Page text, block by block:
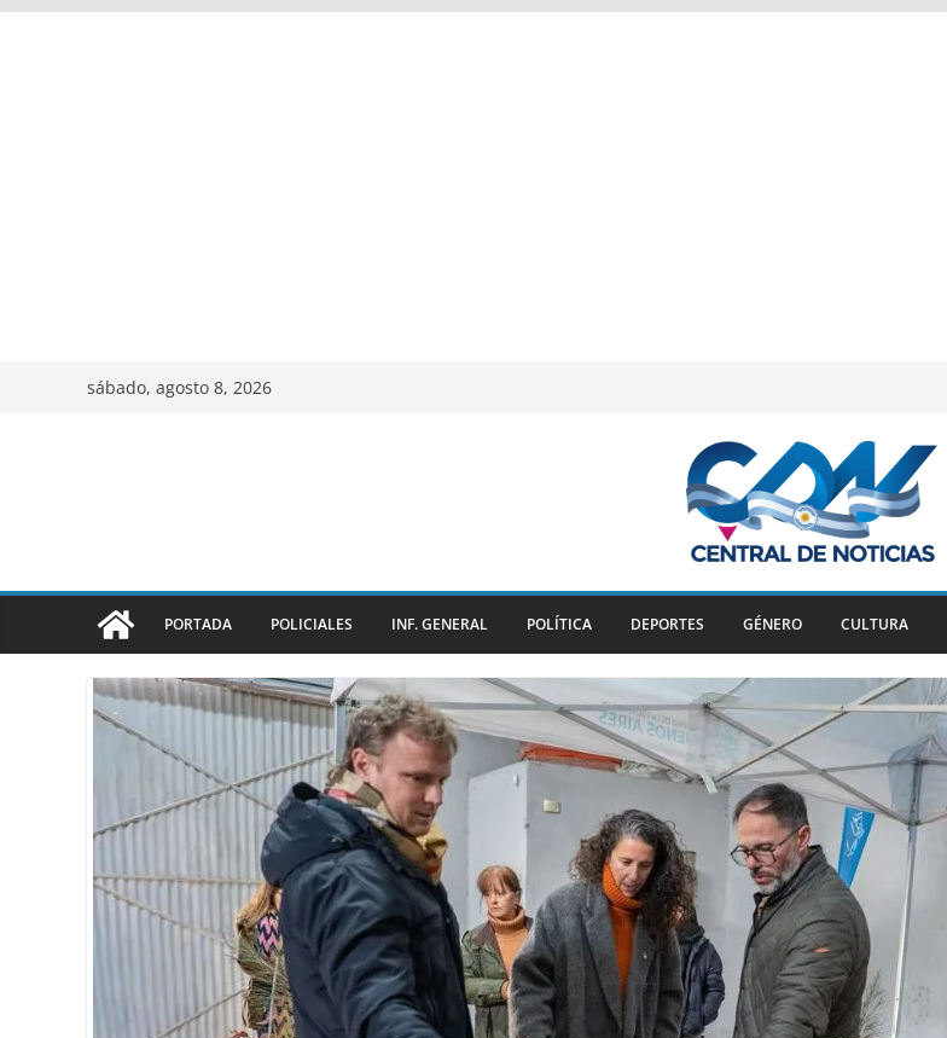
sábado, agosto 8, 2026
PORTADA POLICIALES INF. GENERAL POLÍTICA DEPORTES GÉNERO CULTURA